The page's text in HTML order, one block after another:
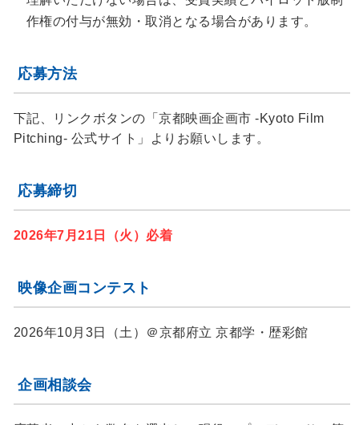
作権の付与が無効・取消となる場合があります。
応募方法
下記、リンクボタンの「京都映画企画市 -Kyoto Film
Pitching- 公式サイト」よりお願いします。
応募締切
2026年7月21日（火）必着
映像企画コンテスト
2026年10月3日（土）＠京都府立 京都学・歴彩館
企画相談会